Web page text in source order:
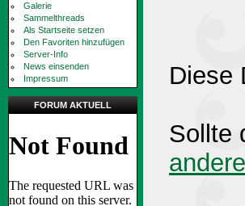
Galerie
Sammelthreads
Als Startseite setzen
Den Favoriten hinzufügen
Server-Info
News einsenden
Impressum
FORUM AKTUELL
Diese
Sollte